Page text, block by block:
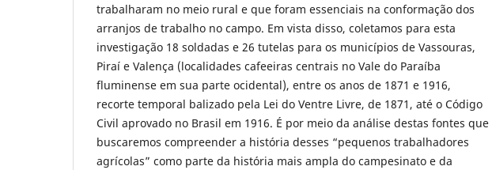
trabalharam no meio rural e que foram essenciais na conformação dos
arranjos de trabalho no campo. Em vista disso, coletamos para esta
investigação 18 soldadas e 26 tutelas para os municípios de Vassouras,
Piraí e Valença (localidades cafeeiras centrais no Vale do Paraíba
fluminense em sua parte ocidental), entre os anos de 1871 e 1916,
recorte temporal balizado pela Lei do Ventre Livre, de 1871, até o Código
Civil aprovado no Brasil em 1916. É por meio da análise destas fontes que
buscaremos compreender a história desses “pequenos trabalhadores
agrícolas” como parte da história mais ampla do campesinato e da